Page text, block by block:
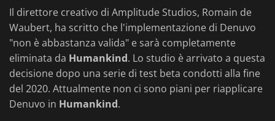
Il direttore creativo di Amplitude Studios, Romain de
Waubert, ha scritto che l'implementazione di Denuvo
"non è abbastanza valida" e sarà completamente
eliminata da Humankind. Lo studio è arrivato a questa
decisione dopo una serie di test beta condotti alla fine
del 2020. Attualmente non ci sono piani per riapplicare
Denuvo in Humankind.